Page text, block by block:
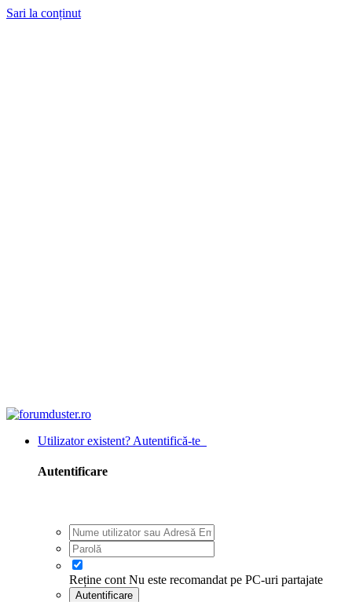
Sari la conținut
Utilizator existent? Autentifică-te
Autentificare
Reține cont Nu este recomandat pe PC-uri partajate
Autentificare